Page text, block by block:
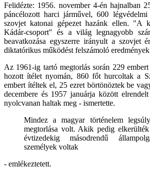
Felidézte: 1956. november 4-én hajnalban
páncélozott harci járművel, 600
szovjet katonai gépezet hazánk ellen. "A
Kádár-csoport" és a világ legnagyobb
beavatkozása egyszerre irányult a szovjet
diktatórikus működést felszámoló
Az 1961-ig tartó megtorlás során 229
hozott ítélet nyomán, 860 főt hurcoltak a
embert ítéltek el, 25 ezret börtönöztek be
decembere és 1957 januárja között
nyolcvanan haltak meg - ismertette.
Mindez a magyar történelem
megtorlása volt. Akik pedig
évtizedekig másodrendű
személyek voltak
- emlékeztetett.